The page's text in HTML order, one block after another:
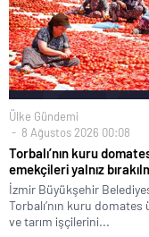
Ülke Gündemi
8 Ağustos 2026 00:08
Torbalı’nın kuru
emekçileri yalnız
İzmir Büyükşehir
Torbalı’nın kuru domates
ve tarım işçilerini...